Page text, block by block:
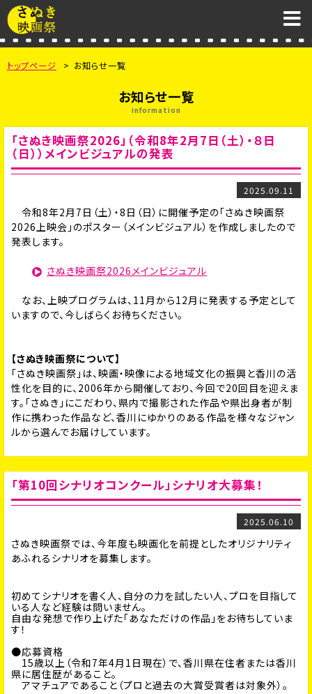
トップページ お知らせ一覧
お知らせ一覧
information
「さぬき映画祭2026」（令和8年2月7日（土）・８日
（日））メインビジュアルの発表
2025.09.11
令和8年2月7日（土）・8日（日）に開催予定の「さぬき映画祭
2026上映会」のポスター（メインビジュアル）を作成しましたので
発表します。
さぬき映画祭2026メインビジュアル
なお、上映プログラムは、11月から12月に発表する予定として
いますので、今しばらくお待ちください。
【さぬき映画祭について】
「さぬき映画祭」は、映画・映像による地域文化の振興と香川の活
性化を目的に、2006年から開催しており、今回で20回目を迎えま
す。「さぬき」にこだわり、県内で撮影された作品や県出身者が制
作に携わった作品など、香川にゆかりのある作品を様々なジャン
ルから選んでお届けしています。
「第10回シナリオコンクール」シナリオ大募集！
2025.06.10
さぬき映画祭では、今年度も映画化を前提としたオリジナリティ
あふれるシナリオを募集します。
初めてシナリオを書く人、自分の力を試したい人、プロを目指して
いる人など経験は問いません。
自由な発想で作り上げた「あなただけの作品」をお待ちしていま
す！
●応募資格
15歳以上（令和7年4月1日現在）で、香川県在住者または香川
県に居住歴があること。
アマチュアであること（プロと過去の大賞受賞者は対象外）。